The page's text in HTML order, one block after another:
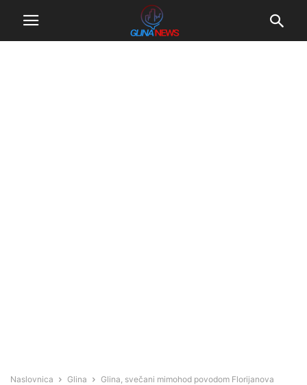
Naslovnica Glina Glina, svečani mimohod povodom Florijanova